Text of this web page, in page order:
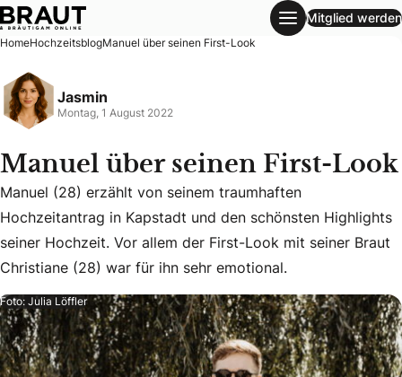
Manuel über seinen First-Look
Mitglied werden
HomeHochzeitsblogManuel über seinen First-Look
Jasmin
Montag, 1 August 2022
Manuel über seinen First-Look
Manuel (28) erzählt von seinem traumhaften
Manuel (28) erzählt von seinem traumhaften
Hochzeitantrag in Kapstadt und den schönsten Highlights
seiner Hochzeit. Vor allem der First-Look mit seiner Braut
Christiane (28) war für ihn sehr emotional.
Foto: Julia Löffler